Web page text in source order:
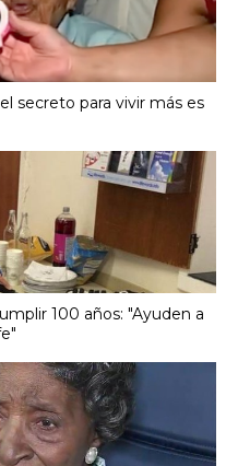
secreto para vivir más es
100 años: "Ayuden a